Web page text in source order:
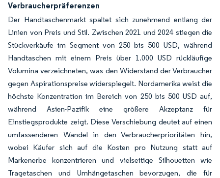
Verbraucherpräferenzen
Der Handtaschenmarkt spaltet sich zunehmend entlang der
Linien von Preis und Stil. Zwischen 2021 und 2024 stiegen die
Stückverkäufe im Segment von 250 bis 500 USD, während
Handtaschen mit einem Preis über 1.000 USD rückläufige
Volumina verzeichneten, was den Widerstand der Verbraucher
gegen Aspirationspreise widerspiegelt. Nordamerika weist die
höchste Konzentration im Bereich von 250 bis 500 USD auf,
während Asien-Pazifik eine größere Akzeptanz für
Einstiegsprodukte zeigt. Diese Verschiebung deutet auf einen
umfassenderen Wandel in den Verbraucherprioritäten hin,
wobei Käufer sich auf die Kosten pro Nutzung statt auf
Markenerbe konzentrieren und vielseitige Silhouetten wie
Tragetaschen und Umhängetaschen bevorzugen, die für